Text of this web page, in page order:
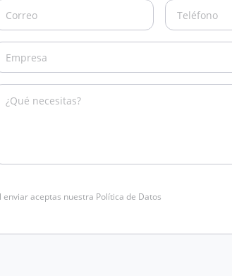
enviar aceptas nuestra Política de Datos